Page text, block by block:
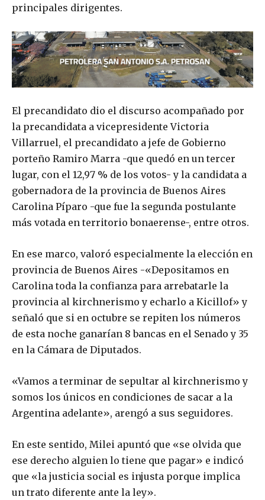
principales dirigentes.
El precandidato dio el discurso acompañado por
la precandidata a vicepresidente Victoria
Villarruel, el precandidato a jefe de Gobierno
porteño Ramiro Marra -que quedó en un tercer
lugar, con el 12,97 % de los votos- y la candidata a
gobernadora de la provincia de Buenos Aires
Carolina Píparo -que fue la segunda postulante
más votada en territorio bonaerense-, entre otros.
En ese marco, valoró especialmente la elección en
provincia de Buenos Aires -«Depositamos en
Carolina toda la confianza para arrebatarle la
provincia al kirchnerismo y echarlo a Kicillof» y
señaló que si en octubre se repiten los números
de esta noche ganarían 8 bancas en el Senado y 35
en la Cámara de Diputados.
«Vamos a terminar de sepultar al kirchnerismo y
somos los únicos en condiciones de sacar a la
Argentina adelante», arengó a sus seguidores.
En este sentido, Milei apuntó que «se olvida que
ese derecho alguien lo tiene que pagar» e indicó
que «la justicia social es injusta porque implica
un trato diferente ante la ley».